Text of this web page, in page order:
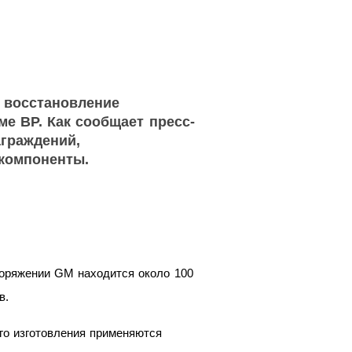
BP. Как сообщает пресс-
GM находится около 100
изготовления применяются